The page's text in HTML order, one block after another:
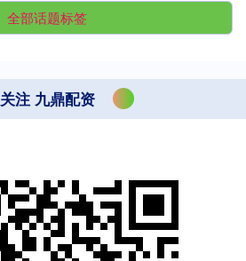
全部话题标签
关注 九鼎配资